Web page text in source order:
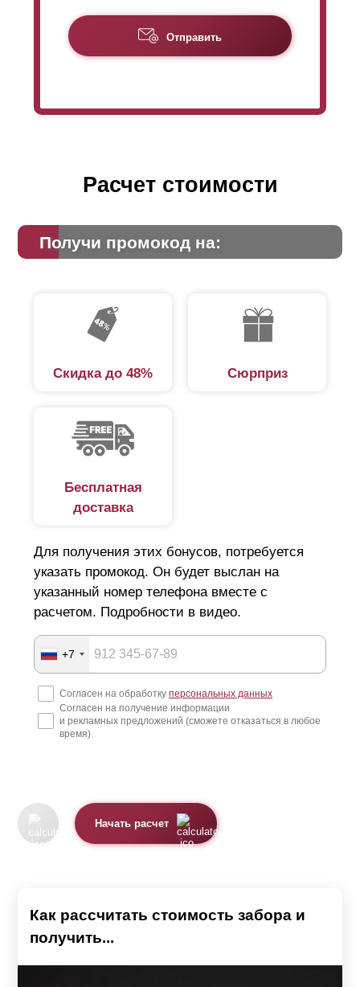
Отправить
Расчет стоимости
Получи промокод на:
Скидка до 48% Сюрприз
Бесплатная
доставка
Для получения этих бонусов, потребуется
указать промокод. Он будет выслан на
указанный номер телефона вместе с
расчетом. Подробности в видео.
+7
Согласен на обработку персональных данных
Согласен на получение информации
и рекламных предложений (сможете отказаться в любое
время)
Начать расчет
Как рассчитать стоимость забора и
получить...